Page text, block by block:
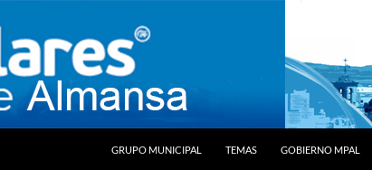
GRUPO MUNICIPAL
TEMAS GOBIERNO MPAL